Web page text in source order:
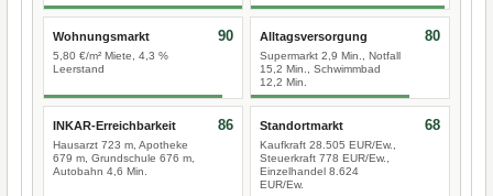
Wohnungsmarkt
5,80 €/m² Miete, 4,3 %
Leerstand
90 Alltagsversorgung
Supermarkt 2,9 Min., Notfall
15,2 Min., Schwimmbad
12,2 Min.
80
INKAR-Erreichbarkeit
Hausarzt 723 m, Apotheke
679 m, Grundschule 676 m,
Autobahn 4,6 Min.
86 Standortmarkt
Kaufkraft 28.505 EUR/Ew.,
Steuerkraft 778 EUR/Ew.,
Einzelhandel 8.624
EUR/Ew.
68